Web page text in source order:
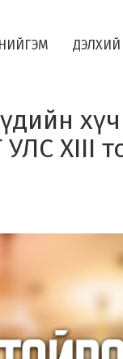
НИЙГЭМ ДЭЛХИЙ
XIII